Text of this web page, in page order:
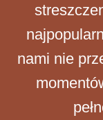
nami nie